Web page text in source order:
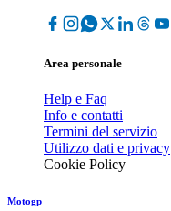
Area personale
Help e Faq
Info e contatti
Termini del servizio
Utilizzo dati e privacy
Cookie Policy
Motogp